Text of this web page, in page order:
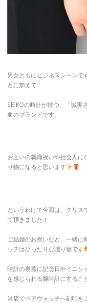
男女ともにビジネスシーンで
とに加えて
SEIKOの時計が持つ、「誠実
象のブランドです。
お互いの就職祝いや社会人に
り物になると思います
というわけで今回は、クリ
て頂きました！
ご結婚のお祝いなど、一緒に
ッチはぴったりな贈り物です
時計の裏蓋に記念日やイニシ
を感じられる腕時計にするこ
当店でペアウォッチへ刻印を